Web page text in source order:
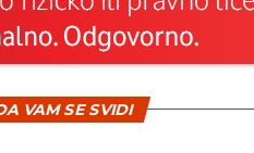
VAM SE SVIDI